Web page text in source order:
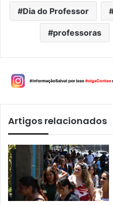
Dia do Professor
professoras
Artigos relacionados